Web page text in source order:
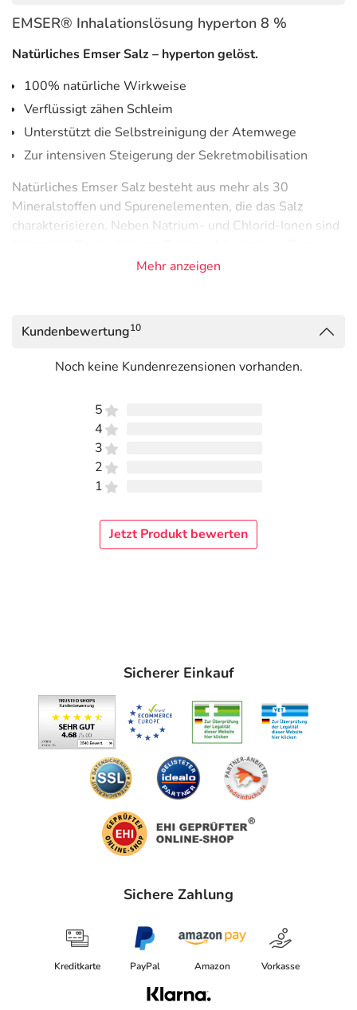
EMSER® Inhalationslösung hyperton 8 %
Natürliches Emser Salz – hyperton gelöst.
100% natürliche Wirkweise
Verflüssigt zähen Schleim
Unterstützt die Selbstreinigung der Atemwege
Zur intensiven Steigerung der Sekretmobilisation
Natürliches Emser Salz besteht aus mehr als 30
Mineralstoffen und Spurenelementen, die das Salz
charakterisieren. Neben Natrium- und Chlorid-Ionen sind
Fluorid und Sulfat enthalten.
alkalisch (pH 8-10) ist.
Anwendungsgebiete
Schleimverfestigung einhergehen und eine intensive
Steigerung der Sekretmobilisation erfordern
Mukoviszidose (zystische Fibrose)
Bronchiektasen (Ausweitung der Bronchien)
Erste Anwendung unter ärztlicher Anleitung,
406,5 mg Natürliches Emser Salz
Sonstige Bestandteile: gereinigtes Wasser
Adresse des Anbieters/Herstellers
Uriach Germany GmbH
Arzbacher Str. 78
56130 Bad Ems
elektronische Adresse: Produktsicherheit@uriach.com
PDF des Beipackzettelskönnen Sie sich oben
Mehr anzeigen
Kundenbewertung10
Noch keine Kundenrezensionen vorhanden.
5
4
3
2
1
Jetzt Produkt bewerten
Sicherer Einkauf
Sichere Zahlung
Kreditkarte PayPal Amazon Vorkasse